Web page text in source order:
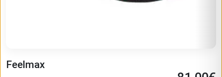
Feelmax